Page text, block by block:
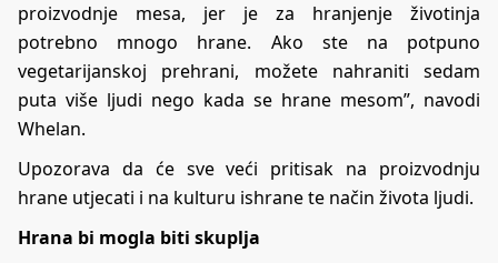
proizvodnje mesa, jer je za hranjenje životinja
potrebno mnogo hrane. Ako ste na potpuno
vegetarijanskoj prehrani, možete nahraniti sedam
puta više ljudi nego kada se hrane mesom”, navodi
Whelan.
Upozorava da će sve veći pritisak na proizvodnju
hrane utjecati i na kulturu ishrane te način života ljudi.
Hrana bi mogla biti skuplja